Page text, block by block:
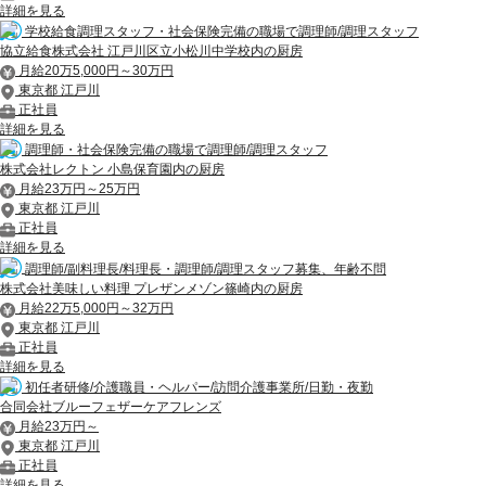
詳細を見る
学校給食調理スタッフ・社会保険完備の職場で調理師/調理スタッフ
協立給食株式会社 江戸川区立小松川中学校内の厨房
月給20万5,000円～30万円
東京都 江戸川
正社員
詳細を見る
調理師・社会保険完備の職場で調理師/調理スタッフ
株式会社レクトン 小島保育園内の厨房
月給23万円～25万円
東京都 江戸川
正社員
詳細を見る
調理師/副料理長/料理長・調理師/調理スタッフ募集、年齢不問
株式会社美味しい料理 プレザンメゾン篠崎内の厨房
月給22万5,000円～32万円
東京都 江戸川
正社員
詳細を見る
初任者研修/介護職員・ヘルパー/訪問介護事業所/日勤・夜勤
合同会社ブルーフェザーケアフレンズ
月給23万円～
東京都 江戸川
正社員